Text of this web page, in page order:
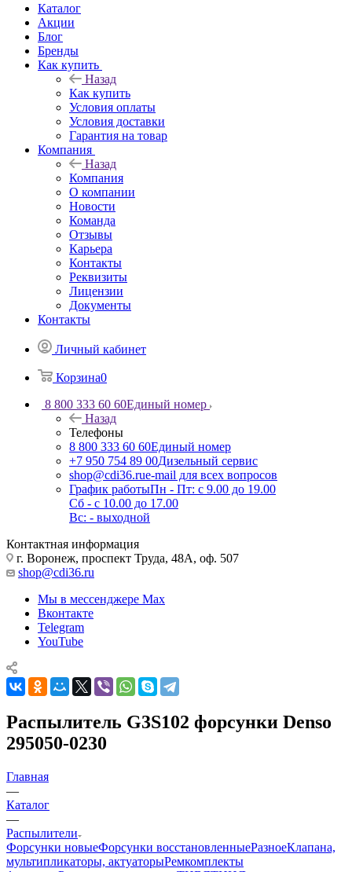
Каталог
Акции
Блог
Бренды
Как купить
Назад
Как купить
Условия оплаты
Условия доставки
Гарантия на товар
Компания
Назад
Компания
О компании
Новости
Команда
Отзывы
Карьера
Контакты
Реквизиты
Лицензии
Документы
Контакты
Личный кабинет
Корзина0
8 800 333 60 60Единый номер
Назад
Телефоны
8 800 333 60 60Единый номер
+7 950 754 89 00Дизельный сервис
shop@cdi36.rue-mail для всех вопросов
График работыПн - Пт: с 9.00 до 19.00
Сб - с 10.00 до 17.00
Вс: - выходной
Контактная информация
г. Воронеж, проспект Труда, 48А, оф. 507
shop@cdi36.ru
Мы в мессенджере Max
Вконтакте
Telegram
YouTube
Распылитель G3S102 форсунки Denso
295050-0230
Главная
—
Каталог
—
Распылители
Форсунки новыеФорсунки восстановленныеРазноеКлапана,
мультипликаторы, актуаторыРемкомплекты